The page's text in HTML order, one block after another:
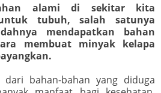
alami di sekitar kita
tubuh, salah satunya
mendapatkan bahan
membuat minyak kelapa
bahan-bahan yang diduga